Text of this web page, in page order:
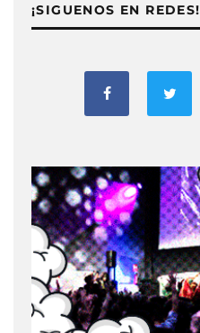
¡SIGUENOS EN REDES!